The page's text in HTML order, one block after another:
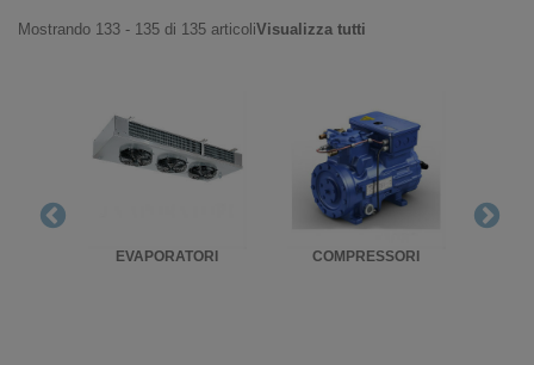
Mostrando 133 - 135 di 135 articoliVisualizza tutti
EVAPORATORI COMPRESSORI